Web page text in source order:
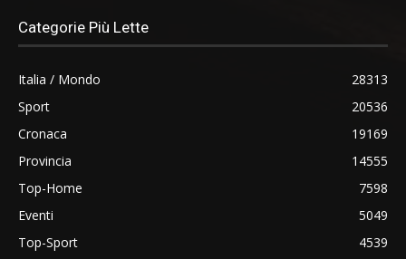
Categorie Più Lette
Italia / Mondo
28313
Sport
20536
Cronaca
19169
Provincia
14555
Top-Home
7598
Eventi
5049
Top-Sport
4539